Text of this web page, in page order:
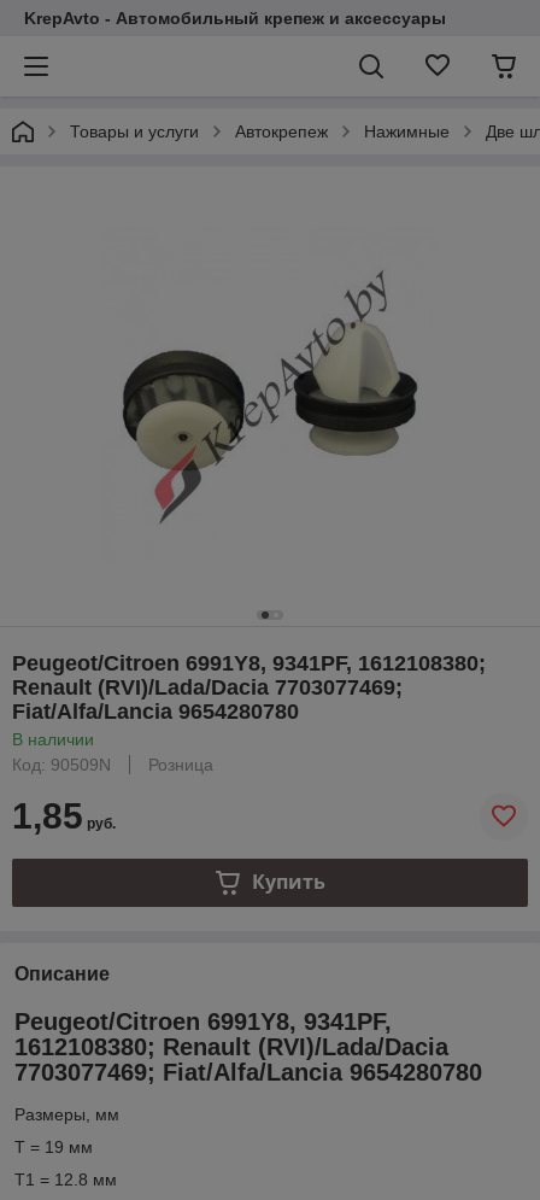
KrepAvto - Автомобильный крепеж и аксессуары
Товары и услуги Автокрепеж Нажимные Две
Peugeot/Citroen 6991Y8, 9341PF, 1612108380;
Renault (RVI)/Lada/Dacia 7703077469;
Fiat/Alfa/Lancia 9654280780
В наличии
Код: 90509N
Розница
1,85 руб.
Купить
Описание
Peugeot/Citroen 6991Y8, 9341PF,
1612108380; Renault (RVI)/Lada/Dacia
7703077469; Fiat/Alfa/Lancia 9654280780
Размеры, мм
T = 19 мм
T1 = 12.8 мм